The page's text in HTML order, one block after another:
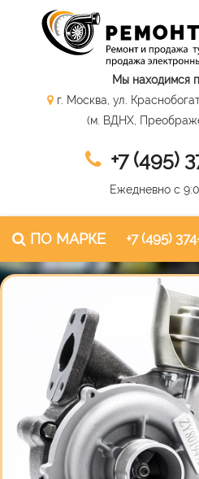
Мы находимся
г. Москва, ул.
(м. ВДНХ,
+7 (495)
Ежедневно с
ПО МАРКЕ +7 (495)